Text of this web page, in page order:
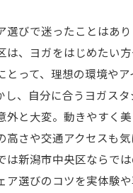
選びで迷ったことはあ
は、ヨガをはじめたい
とって、理想の環境や
し、自分に合うヨガス
外と大変。動きやすく
高さや交通アクセスも気
は新潟市中央区ならで
ア選びのコツを実体験